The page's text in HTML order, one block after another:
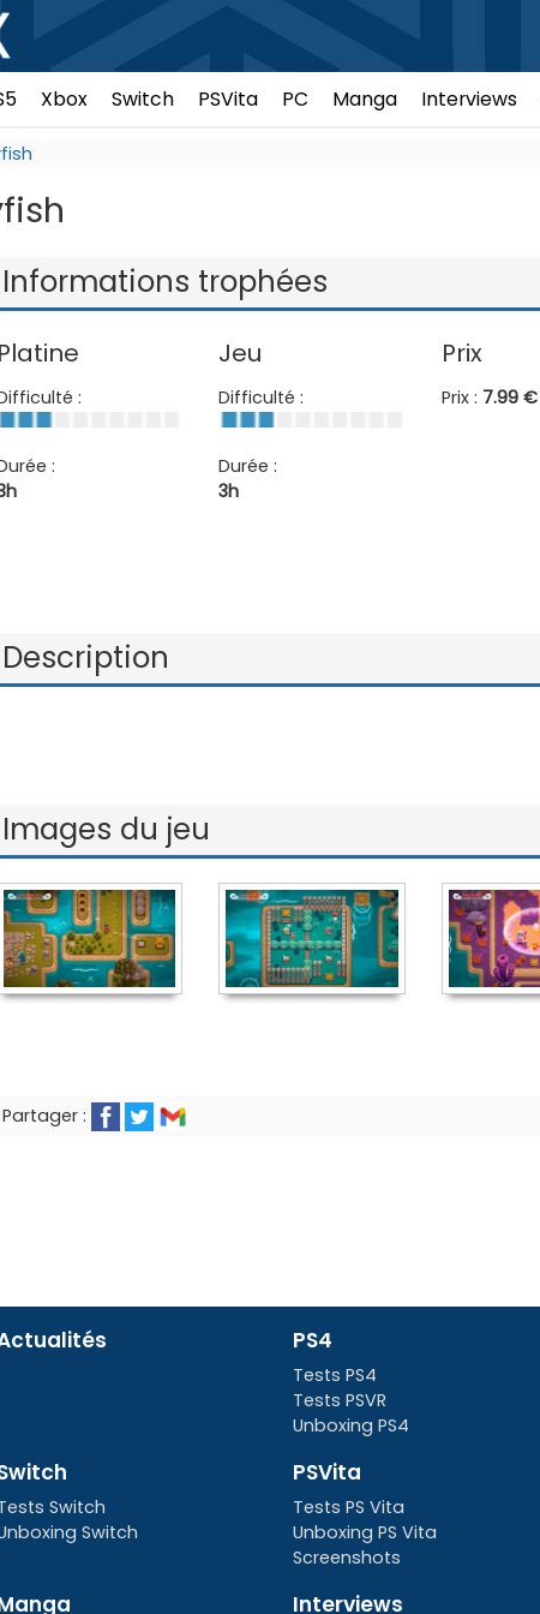
Xbox Switch PSVita PC Manga Interviews
Informations trophées
Platine
:
:
Jeu
Difficulté :
Durée :
3h
Prix
Prix : 7.99 €
Description
Images du jeu
Partager :
PS4
Tests PS4
Tests PSVR
Unboxing PS4
Switch
Switch
PSVita
Tests PS Vita
Unboxing PS Vita
Screenshots
Interviews